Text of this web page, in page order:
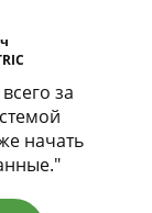
за
начать